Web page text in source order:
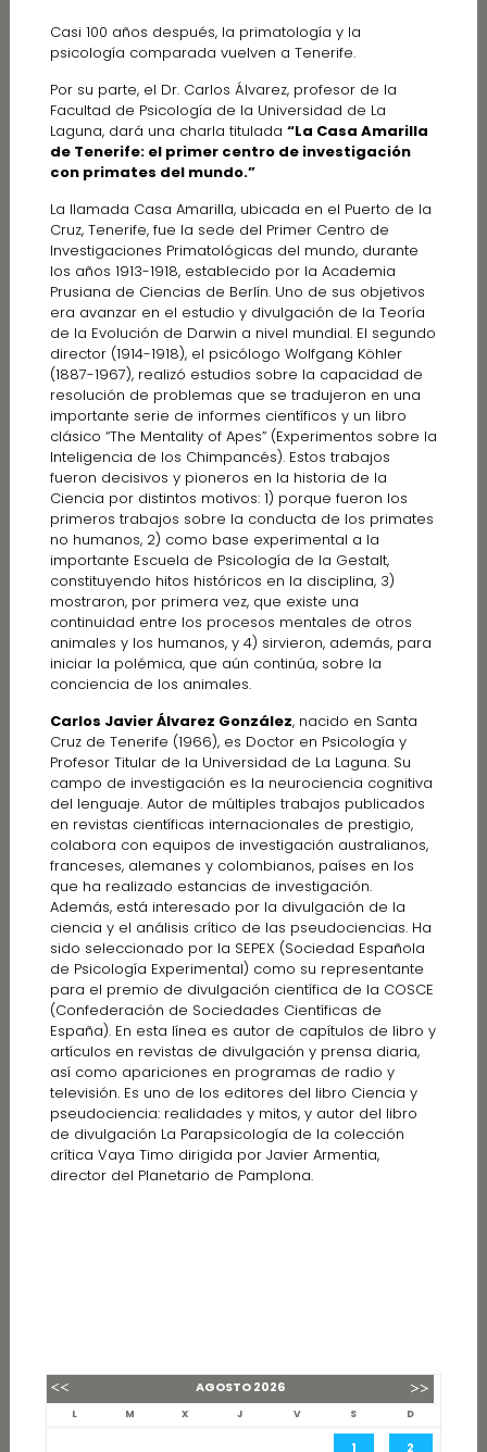
Casi 100 años después, la primatología y la
psicología comparada vuelven a Tenerife.
Por su parte, el Dr. Carlos Álvarez, profesor de la
Facultad de Psicología de la Universidad de La
Laguna, dará una charla titulada “La Casa Amarilla
de Tenerife: el primer centro de investigación
con primates del mundo.”
La llamada Casa Amarilla, ubicada en el Puerto de la
Cruz, Tenerife, fue la sede del Primer Centro de
Investigaciones Primatológicas del mundo, durante
los años 1913-1918, establecido por la Academia
Prusiana de Ciencias de Berlín. Uno de sus objetivos
era avanzar en el estudio y divulgación de la Teoría
de la Evolución de Darwin a nivel mundial. El segundo
director (1914-1918), el psicólogo Wolfgang Köhler
(1887-1967), realizó estudios sobre la capacidad de
resolución de problemas que se tradujeron en una
importante serie de informes científicos y un libro
clásico “The Mentality of Apes” (Experimentos sobre la
Inteligencia de los Chimpancés). Estos trabajos
fueron decisivos y pioneros en la historia de la
Ciencia por distintos motivos: 1) porque fueron los
primeros trabajos sobre la conducta de los primates
no humanos, 2) como base experimental a la
importante Escuela de Psicología de la Gestalt,
constituyendo hitos históricos en la disciplina, 3)
mostraron, por primera vez, que existe una
continuidad entre los procesos mentales de otros
animales y los humanos, y 4) sirvieron, además, para
iniciar la polémica, que aún continúa, sobre la
conciencia de los animales.
Carlos Javier Álvarez González, nacido en Santa
Cruz de Tenerife (1966), es Doctor en Psicología y
Profesor Titular de la Universidad de La Laguna. Su
campo de investigación es la neurociencia cognitiva
del lenguaje. Autor de múltiples trabajos publicados
en revistas científicas internacionales de prestigio,
colabora con equipos de investigación australianos,
franceses, alemanes y colombianos, países en los
que ha realizado estancias de investigación.
Además, está interesado por la divulgación de la
ciencia y el análisis crítico de las pseudociencias. Ha
sido seleccionado por la SEPEX (Sociedad Española
de Psicología Experimental) como su representante
para el premio de divulgación científica de la COSCE
(Confederación de Sociedades Científicas de
España). En esta línea es autor de capítulos de libro y
artículos en revistas de divulgación y prensa diaria,
así como apariciones en programas de radio y
televisión. Es uno de los editores del libro Ciencia y
pseudociencia: realidades y mitos, y autor del libro
de divulgación La Parapsicología de la colección
crítica Vaya Timo dirigida por Javier Armentia,
director del Planetario de Pamplona.
AGOSTO2026
L M X J V S D
1 2